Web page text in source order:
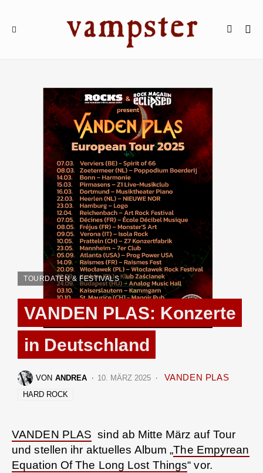
TOURDATEN & FESTIVALS
VANDEN PLAS: Konzerte
in Deutschland
VON ANDREA 10. MÄRZ 2025 VANDEN PLAS
HARD ROCK
VANDEN PLAS sind ab Mitte März auf Tour
und stellen ihr aktuelles Album „The Empyrean
Equation Of The Long Lost Things“ vor.